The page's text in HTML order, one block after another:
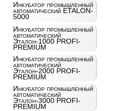
Инкубатор промышленный
автоматический ETALON-
5000
Инкубатор промышленный
автоматический
Эталон-1000 PROFI-
PREMIUM
Инкубатор промышленный
автоматический
Эталон-2000 PROFI-
PREMIUM
Инкубатор промышленный
автоматический
Эталон-3000 PROFI-
PREMIUM